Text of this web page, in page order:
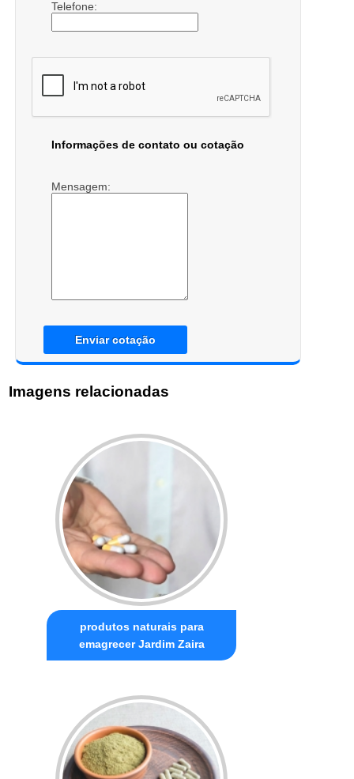
Telefone:
Informações de contato ou cotação
Mensagem:
Enviar cotação
Imagens relacionadas
produtos naturais para
emagrecer Jardim Zaira